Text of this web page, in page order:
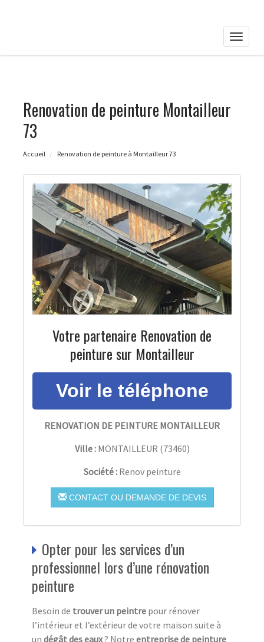
Toggle
Renovation de peinture Montailleur
73
Accueil Renovation de peinture à Montailleur 73
Votre partenaire Renovation de
peinture sur Montailleur
RENOVATION DE PEINTURE MONTAILLEUR
Ville : MONTAILLEUR (73460)
Société : Renov peinture
CONTACT OU DEMANDE DE DEVIS
Opter pour les services d’un
professionnel lors d’une rénovation
peinture
Besoin de trouver un peintre pour rénover
l’intérieur et l’extérieur de votre maison suite à
un dégâtdes eaux? Notre entreprise de peinture